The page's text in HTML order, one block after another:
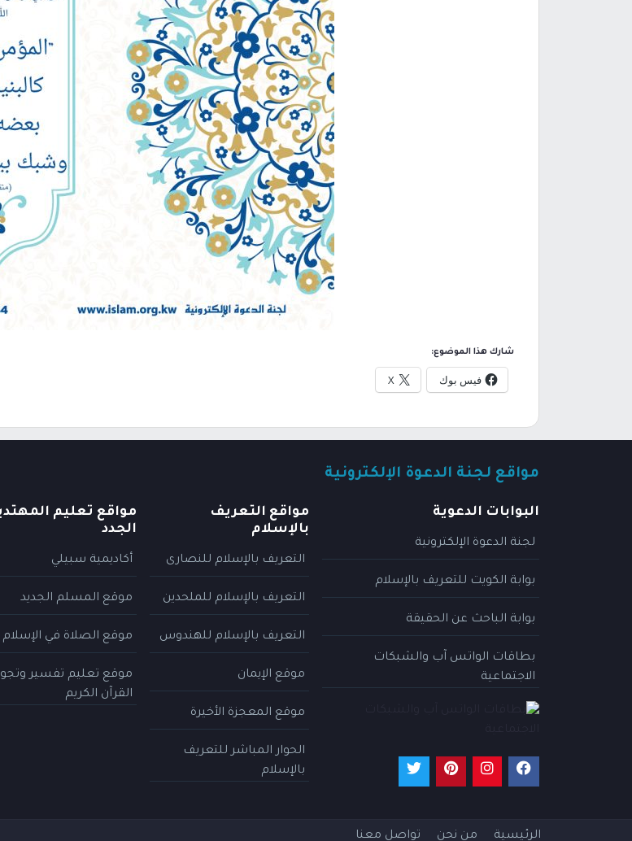
شارك هذا الموضوع:
فيس بوك X
مواقع لجنة الدعوة الإلكترونية
البوابات الدعوية
لجنة الدعوة الإلكترونية
بوابة الكويت للتعريف بالإسلام
بوابة الباحث عن الحقيقة
بطاقات الواتس آب والشبكات
الاجتماعية
مواقع التعريف
بالإسلام
التعريف بالإسلام للنصارى
التعريف بالإسلام للملحدين
التعريف بالإسلام للهندوس
موقع الإيمان
موقع المعجزة الأخيرة
الحوار المباشر للتعريف
بالإسلام
مواقع تعليم
الجدد
أكاديمية سبيلي
موقع المسلم الجديد
موقع الصلاة في الإسلام
موقع تعليم تفسير
القرآن الكريم
الرئيسية من نحن تواصل معنا